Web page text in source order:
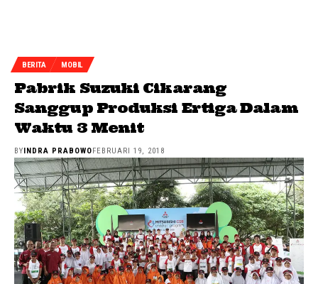
BERITA MOBIL
Pabrik Suzuki Cikarang
Sanggup Produksi Ertiga Dalam
Waktu 3 Menit
BY INDRA PRABOWO FEBRUARI 19, 2018